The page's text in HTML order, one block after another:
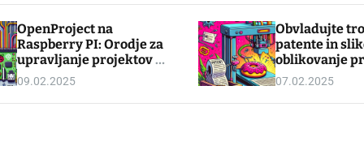
OpenProject na
Raspberry PI: Orodje za
upravljanje projektov z
odprto kodo
09.02.2025
Obvladujte
patente in
oblikovanje
tiskanju
07.02.2025